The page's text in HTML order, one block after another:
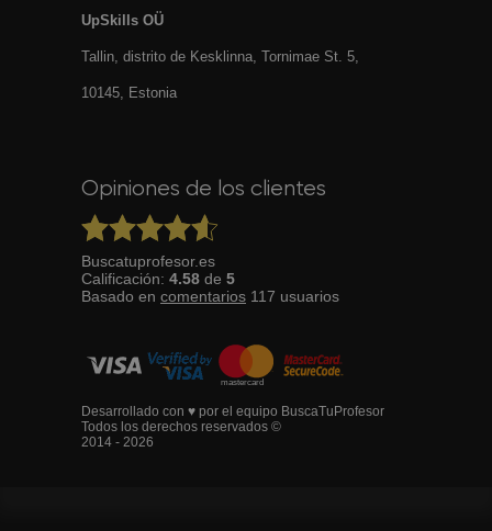
UpSkills OÜ
Tallin, distrito de Kesklinna, Tornimаe St. 5,
10145, Estonia
Opiniones de los clientes
Buscatuprofesor.es
Calificación: 4.58 de 5
Basado en comentarios 117 usuarios
Desarrollado con ♥ por el equipo BuscaTuProfesor
Todos los derechos reservados ©
2014 - 2026